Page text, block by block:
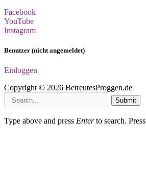
Facebook
YouTube
Instagram
Benutzer (nicht angemeldet)
Einloggen
Copyright © 2026 BetreutesProggen.de
Submit
Type above and press Enterto search. Press